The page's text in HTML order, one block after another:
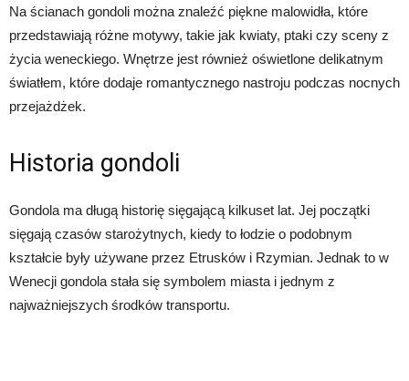
Na ścianach gondoli można znaleźć piękne malowidła, które
przedstawiają różne motywy, takie jak kwiaty, ptaki czy sceny z
życia weneckiego. Wnętrze jest również oświetlone delikatnym
światłem, które dodaje romantycznego nastroju podczas nocnych
przejażdżek.
Historia gondoli
Gondola ma długą historię sięgającą kilkuset lat. Jej początki
sięgają czasów starożytnych, kiedy to łodzie o podobnym
kształcie były używane przez Etrusków i Rzymian. Jednak to w
Wenecji gondola stała się symbolem miasta i jednym z
najważniejszych środków transportu.